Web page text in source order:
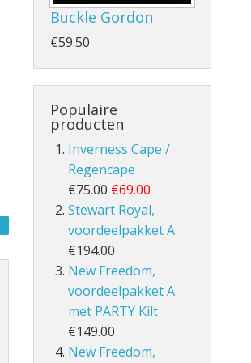
en Volle Kilt
Buckle Gordon
€59.50
Populaire
producten
Inverness Cape /
Regencape
€75.00 €69.00
Stewart Royal,
voordeelpakket A
€194.00
New Freedom,
voordeelpakket A
met PARTY Kilt
€149.00
New Freedom,